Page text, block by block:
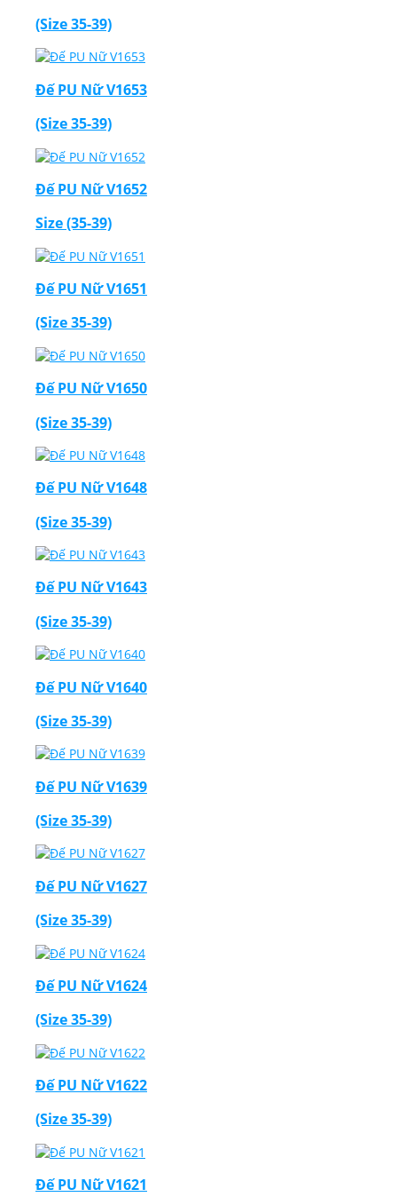
(Size 35-39)
Đế PU Nữ V1653
(Size 35-39)
Đế PU Nữ V1652
Size (35-39)
Đế PU Nữ V1651
(Size 35-39)
Đế PU Nữ V1650
(Size 35-39)
Đế PU Nữ V1648
(Size 35-39)
Đế PU Nữ V1643
(Size 35-39)
Đế PU Nữ V1640
(Size 35-39)
Đế PU Nữ V1639
(Size 35-39)
Đế PU Nữ V1627
(Size 35-39)
Đế PU Nữ V1624
(Size 35-39)
Đế PU Nữ V1622
(Size 35-39)
Đế PU Nữ V1621